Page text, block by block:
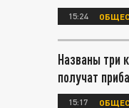
15:24
Названы три
получат
15:17